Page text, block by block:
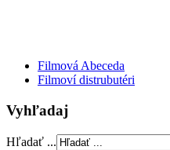
Filmová Abeceda
Filmoví distrubutéri
Vyhľadaj
Hľadať ...